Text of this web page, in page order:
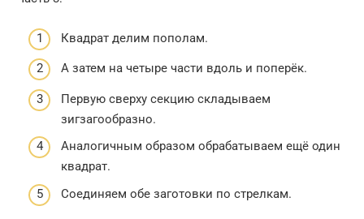
Квадрат делим пополам.
А затем на четыре части вдоль и поперёк.
Первую сверху секцию складываем
зигзагообразно.
Аналогичным образом обрабатываем ещё один
квадрат.
Соединяем обе заготовки по стрелкам.